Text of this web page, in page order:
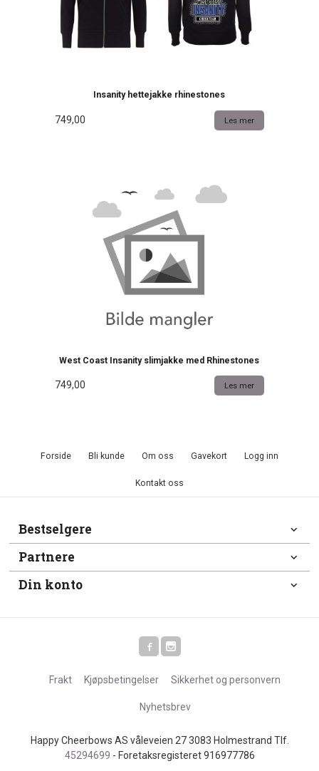
Insanity hettejakke rhinestones
749,00 Les mer
West Coast Insanity slimjakke med Rhinestones
749,00 Les mer
Forside Bli kunde Om oss Gavekort Logg inn
Kontakt oss
Bestselgere
Partnere
Din konto
Frakt Kjøpsbetingelser Sikkerhet og personvern
Nyhetsbrev
Happy Cheerbows AS våleveien 27 3083 Holmestrand Tlf.
45294699 - Foretaksregisteret 916977786